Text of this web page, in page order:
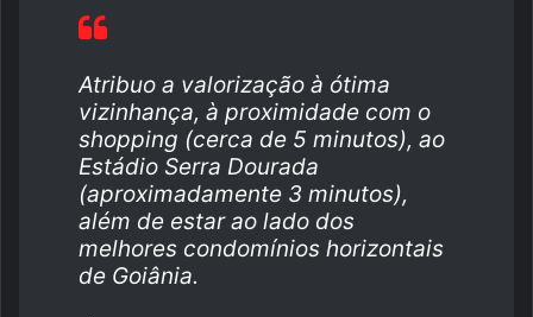
Atribuo a valorização à ótima
vizinhança, à proximidade com o
shopping (cerca de 5 minutos), ao
Estádio Serra Dourada
(aproximadamente 3 minutos),
além de estar ao lado dos
melhores condomínios horizontais
de Goiânia.